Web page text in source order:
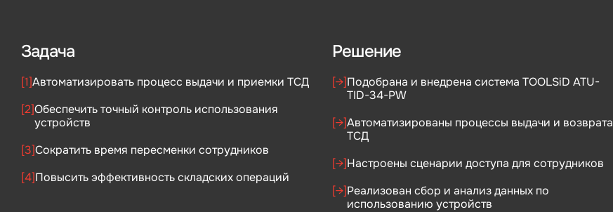
Задача
[1]Автоматизировать процесс выдачи и приемки ТСД
[2]Обеспечить точный контроль использования
устройств
[3]Сократить время пересменки сотрудников
[4]Повысить эффективность складских операций
Решение
[→]Подобрана и внедрена система TOOLSiD ATU-
TID-34-PW
[→]Автоматизированы процессы выдачи и возврата
ТСД
[→]Настроены сценарии доступа для сотрудников
[→]Реализован сбор и анализ данных по
использованию устройств